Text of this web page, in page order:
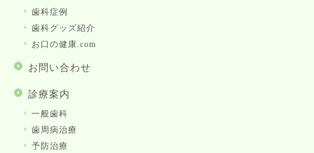
歯科症例
歯科グッズ紹介
お口の健康.com
お問い合わせ
診療案内
一般歯科
歯周病治療
予防治療